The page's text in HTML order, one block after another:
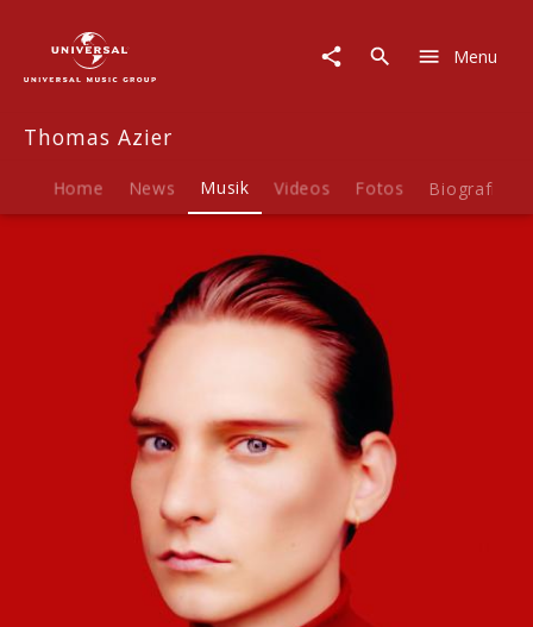
Musik
Gold
Menu
Thomas Azier
Home News Musik Videos Fotos Biografie